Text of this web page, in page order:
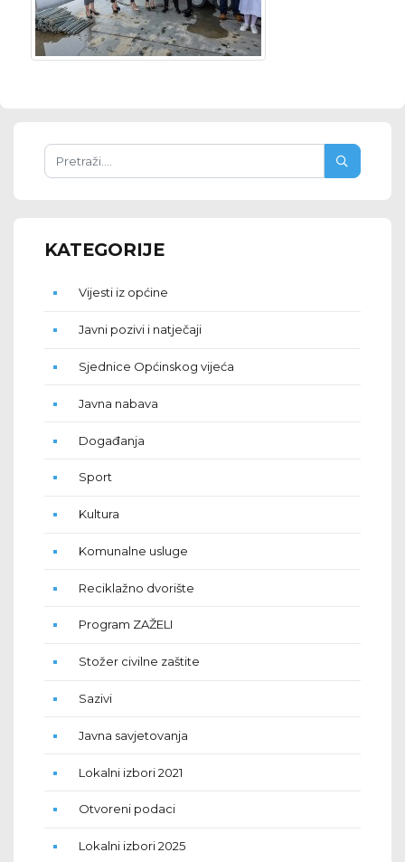
KATEGORIJE
Vijesti iz općine
Javni pozivi i natječaji
Sjednice Općinskog vijeća
Javna nabava
Događanja
Sport
Kultura
Komunalne usluge
Reciklažno dvorište
Program ZAŽELI
Stožer civilne zaštite
Sazivi
Javna savjetovanja
Lokalni izbori 2021
Otvoreni podaci
Lokalni izbori 2025